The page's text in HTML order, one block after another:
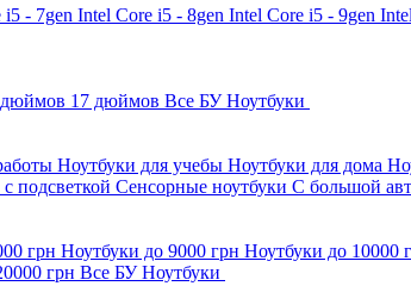
i5 - 7gen Intel Core i5 - 8gen Intel Core i5 - 9gen
17 дюймов Все БУ Ноутбуки
Ноутбуки для учебы Ноутбуки для дома
подсветкой Сенсорные ноутбуки С большой
грн Ноутбуки до 9000 грн Ноутбуки до 10000
грн Все БУ Ноутбуки